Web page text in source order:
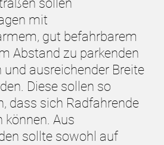
sollen
mit
gut befahrbarem
Abstand zu parkenden
ausreichender Breite
Diese sollen so
dass sich Radfahrende
können. Aus
sollte sowohl auf